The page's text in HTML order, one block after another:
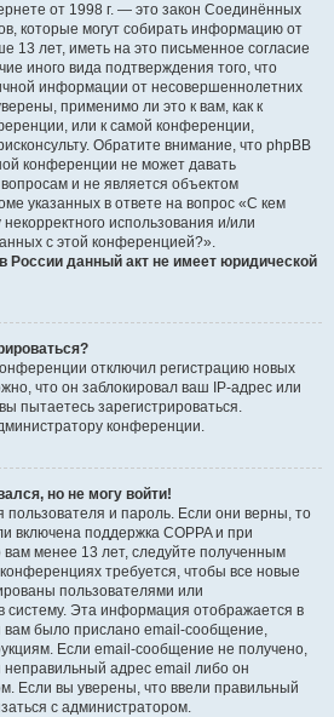
от 1998 г. — это закон Соединённых
которые могут собирать информацию от
13 лет, иметь на это письменное согласие
иного вида подтверждения того, что
информации от несовершеннолетних
применимо ли это к вам, как к
или к самой конференции,
Обратите внимание, что phpBB
конференции не может давать
и не является объектом
указанных в ответе на вопрос «С кем
использования и/или
с этой конференцией?».
России данный акт не имеет юридической
отключил регистрацию новых
что он заблокировал ваш IP-адрес или
пытаетесь зарегистрироваться.
конференции.
но не могу войти!
пользователя и пароль. Если они верны, то
включена поддержка COPPA и при
вам менее 13 лет, следуйте полученным
требуется, чтобы все новые
пользователями или
систему. Эта информация отображается в
вам было прислано email-сообщение,
Если email-сообщение не получено,
неправильный адрес email либо он
Если вы уверены, что ввели правильный
с администратором.